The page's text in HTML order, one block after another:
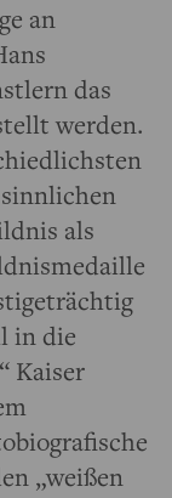
an
das
werden.
als
in die
Kaiser
„weißen